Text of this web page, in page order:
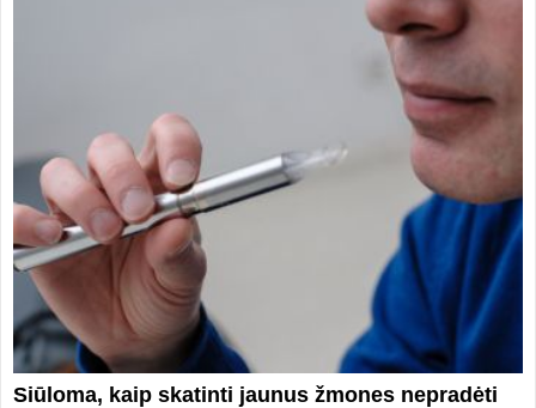
Siūloma, kaip skatinti jaunus žmones nepradėti